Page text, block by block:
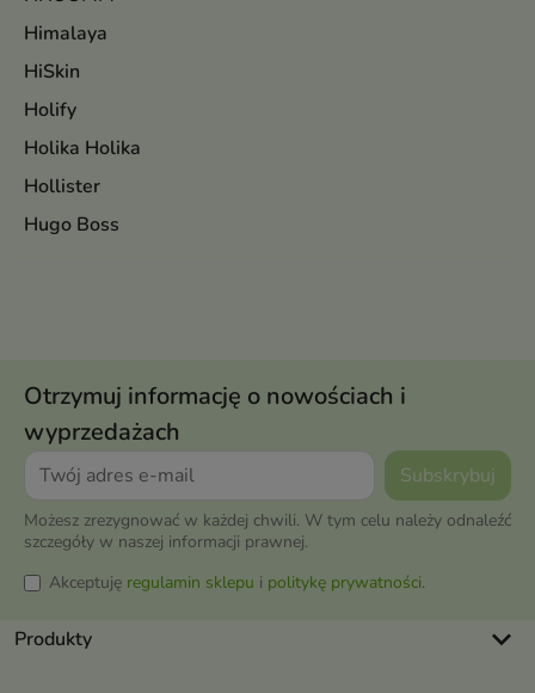
Himalaya
HiSkin
Holify
Holika Holika
Hollister
Hugo Boss
Otrzymuj informację o nowościach i
wyprzedażach
Możesz zrezygnować w każdej chwili. W tym celu należy odnaleźć
szczegóły w naszej informacji prawnej.
Akceptuję regulamin sklepu i politykę prywatności.
Produkty keyboard_arrow_down